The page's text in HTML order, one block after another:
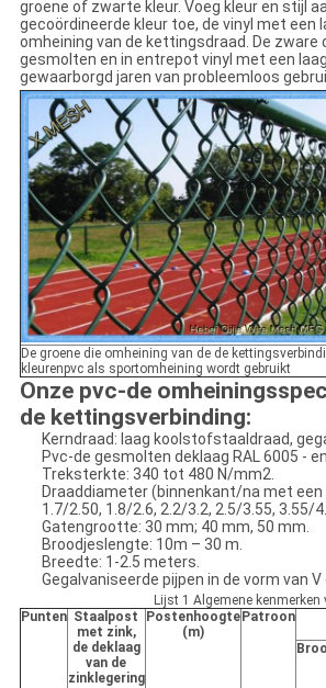
groene of zwarte kleur. Voeg kleur en stijl
gecoördineerde kleur toe, de vinyl met een
omheining van de kettingsdraad. De zware
gesmolten en in entrepot vinyl met een
gewaarborgd jaren van probleemloos
De groene die omheining van de de
kleurenpvc als sportomheining wordt gebruikt
Onze pvc-de
de kettingsverbinding:
Kerndraad: laag koolstofstaaldraad,
Pvc-de gesmolten deklaag RAL 6005 -
Treksterkte: 340 tot 480 N/mm2.
Draaddiameter (binnenkant/na met een
1.7/2.50, 1.8/2.6, 2.2/3.2, 2.5/3.55, 3.55/
Gatengrootte: 30 mm; 40 mm, 50 mm.
Broodjeslengte: 10m – 30 m.
Breedte: 1-2.5 meters.
Gegalvaniseerde pijpen in de vorm van V
Lijst 1 Algemene
Punten Staalpost
met zink,
de deklaag
van de
zinklegering
Postenhoogte
(m)
Patroon